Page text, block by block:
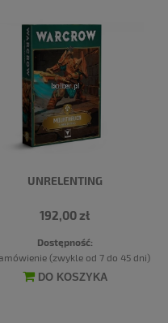
UNRELENTING
192,00 zł
Dostępność:
(zwykle od 7 do 45 dni)
DO KOSZYKA